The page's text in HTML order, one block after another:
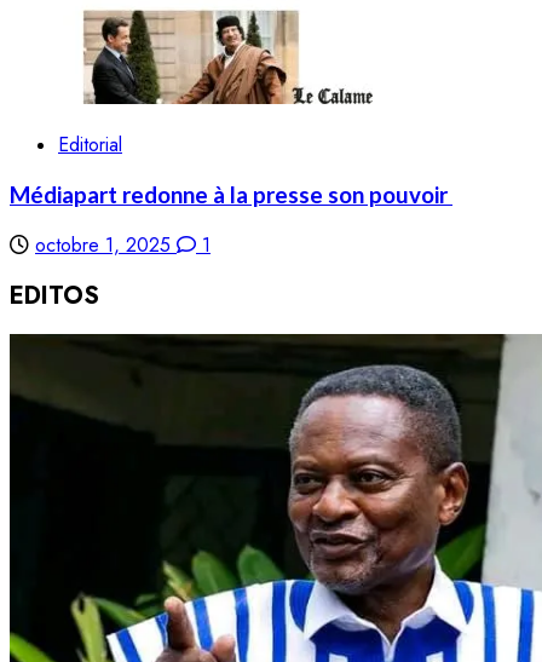
Editorial
Médiapart redonne à la presse son pouvoir
octobre 1, 2025 1
EDITOS